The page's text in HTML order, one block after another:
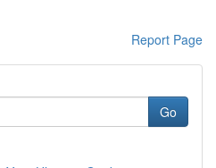
Report Page
Go